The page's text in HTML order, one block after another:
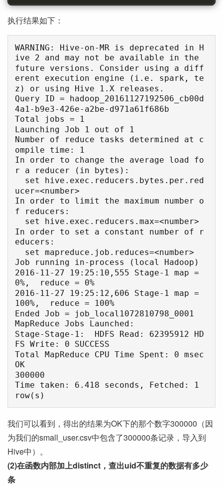
执行结果如下：
WARNING: Hive-on-MR is deprecated in H
ive 2 and may not be available in the
future versions. Consider using a diff
erent execution engine (i.e. spark, te
z) or using Hive 1.X releases.
Query ID = hadoop_20161127192506_cb00d
4a1-b9e3-426e-a2be-d971a61f686b
Total jobs = 1
Launching Job 1 out of 1
Number of reduce tasks determined at c
ompile time: 1
In order to change the average load fo
r a reducer (in bytes):
ucer=<number>
In order to limit the maximum number o
f reducers:
In order to set a constant number of r
educers:
Job running in-process (local Hadoop)
2016-11-27 19:25:10,555 Stage-1 map =
0%,  reduce = 0%
2016-11-27 19:25:12,606 Stage-1 map =
100%,  reduce = 100%
Ended Job = job_local1072810798_0001
MapReduce Jobs Launched:
Stage-Stage-1:  HDFS Read: 62395912 HD
FS Write: 0 SUCCESS
Total MapReduce CPU Time Spent: 0 msec
OK
300000
Time taken: 6.418 seconds, Fetched: 1
我们可以看到，得出的结果为OK下的那个数字300000（因
为我们的small_user.csv中包含了300000条记录，导入到
Hive中）。
(2)在函数内部加上distinct，查出uid不重复的数据有多少
条